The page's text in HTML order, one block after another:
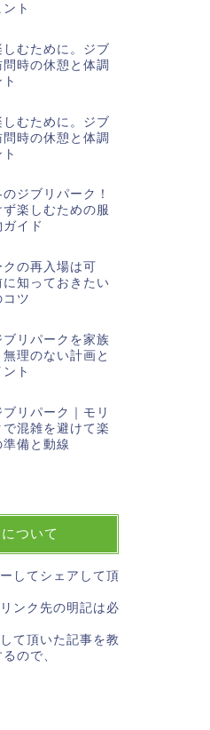
ト
むために。ジブ
問時の休憩と体調
むために。ジブ
問時の休憩と体調
ジブリパーク！
楽しむための服
イド
の再入場は可
知っておきたい
コツ
リパークを家族
理のない計画と
ト
リパーク｜モリ
で混雑を避けて楽
準備と動線
ついて
してシェアして頂
ンク先の明記は必
て頂いた記事を教
ので、